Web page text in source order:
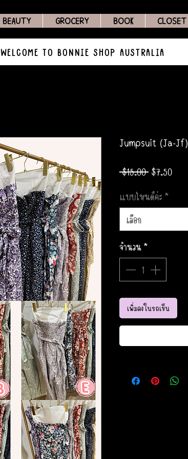
BEAUTY GROCERY BOOK CLOSET
WELCOME TO BONNIE SHOP AUSTRALIA
Jumpsuit (Ja-Jf)
$15.00 ราคา
$7.50ราคา
แบบไหนดีค่ะ*
เลือก
จำนวน*
เพิ่มลงในรถเข็น